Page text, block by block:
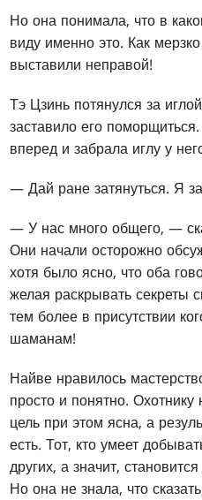
Но она понимала, что в
виду именно это. Как
выставили неправой!
Тэ Цзинь потянулся за
заставило его
вперед и забрала иглу у
— Дай ране затянуться. Я
— У нас много общего, —
Они начали осторожно
хотя было ясно, что оба
желая раскрывать секреты
тем более в присутствии
шаманам!
Найве нравилось
просто и понятно.
цель при этом ясна, а
есть. Тот, кто умеет
других, а значит,
Но она не знала, что